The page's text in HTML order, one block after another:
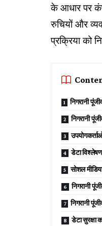
के आधार पर
रुचियों और
प्रक्रिया को
निगरानी
निगरानी
डेटा
सोशल
निगरानी
निगरानी
डेटा सुरक्षा